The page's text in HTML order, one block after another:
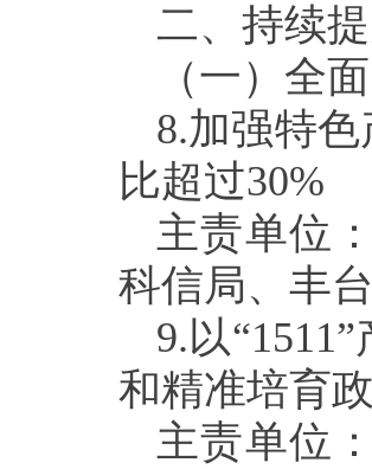
二、持续
（一）全
8.加强特
比超过30%
主责单位
科信局、丰
9.以“1511”
和精准培育
主责单位